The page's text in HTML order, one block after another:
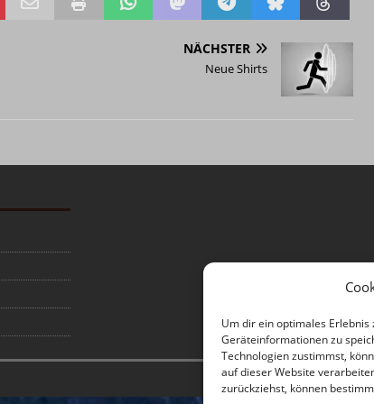
Um dir ein optimales
Geräteinformationen zu
Technologien zustimmst,
auf dieser Website
zurückziehst, können
NÄCHSTER
Neue Shirts